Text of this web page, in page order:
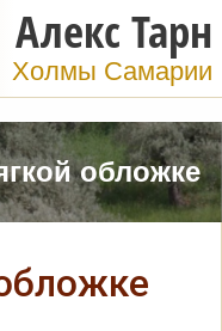
Алекс Тарн
Холмы Самарии
обложке